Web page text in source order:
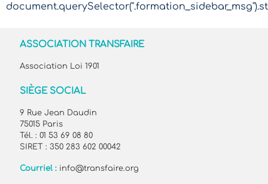
ASSOCIATION TRANSFAIRE
Association Loi 1901
SIÈGE SOCIAL
9 Rue Jean Daudin
75015 Paris
Tél. : 01 53 69 08 80
SIRET : 350 283 602 00042
Courriel : info@transfaire.org